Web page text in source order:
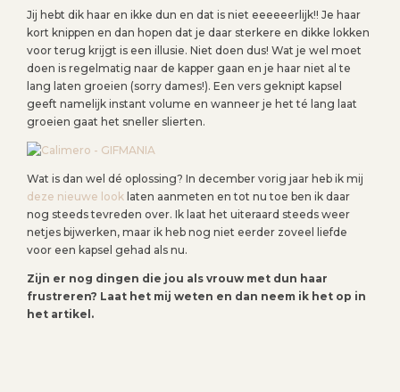
Jij hebt dik haar en ikke dun en dat is niet eeeeeerlijk!! Je haar
kort knippen en dan hopen dat je daar sterkere en dikke lokken
voor terug krijgt is een illusie. Niet doen dus! Wat je wel moet
doen is regelmatig naar de kapper gaan en je haar niet al te
lang laten groeien (sorry dames!). Een vers geknipt kapsel
geeft namelijk instant volume en wanneer je het té lang laat
groeien gaat het sneller slierten.
Wat is dan wel dé oplossing? In december vorig jaar heb ik mij
deze nieuwe look laten aanmeten en tot nu toe ben ik daar
nog steeds tevreden over. Ik laat het uiteraard steeds weer
netjes bijwerken, maar ik heb nog niet eerder zoveel liefde
voor een kapsel gehad als nu.
Zijn er nog dingen die jou als vrouw met dun haar
frustreren? Laat het mij weten en dan neem ik het op in
het artikel.